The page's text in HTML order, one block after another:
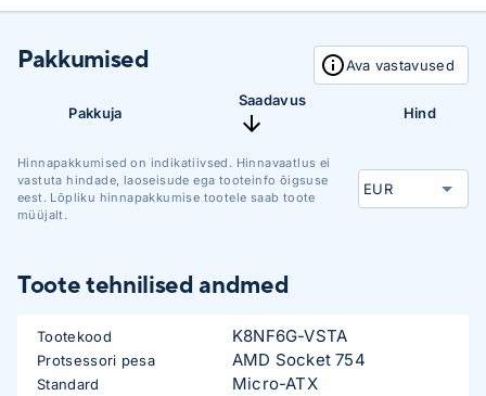
Pakkumised Ava vastavused
Pakkuja
Saadavus
Hind
Hinnapakkumised on indikatiivsed. Hinnavaatlus ei
vastuta hindade, laoseisude ega tooteinfo õigsuse
eest. Lõpliku hinnapakkumise tootele saab toote
müüjalt.
Toote tehnilised andmed
Tootekood K8NF6G-VSTA
Protsessori pesa AMD Socket 754
Standard Micro-ATX